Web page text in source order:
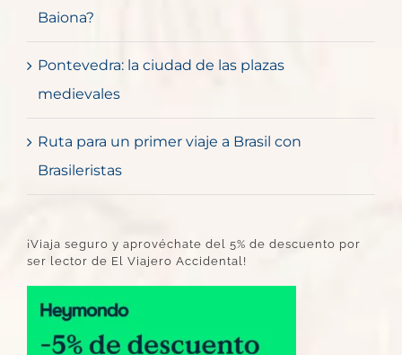
Baiona?
Pontevedra: la ciudad de las plazas
medievales
Ruta para un primer viaje a Brasil con
Brasileristas
¡Viaja seguro y aprovéchate del 5% de descuento por
ser lector de El Viajero Accidental!